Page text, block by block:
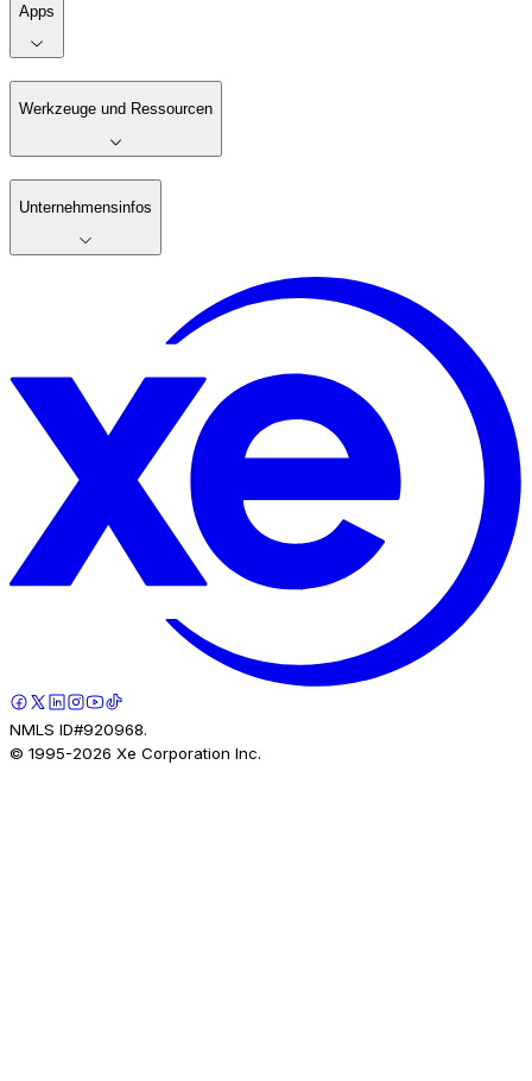
Apps
Werkzeuge und Ressourcen
Unternehmensinfos
NMLS ID#920968.
© 1995-2026 Xe Corporation Inc.